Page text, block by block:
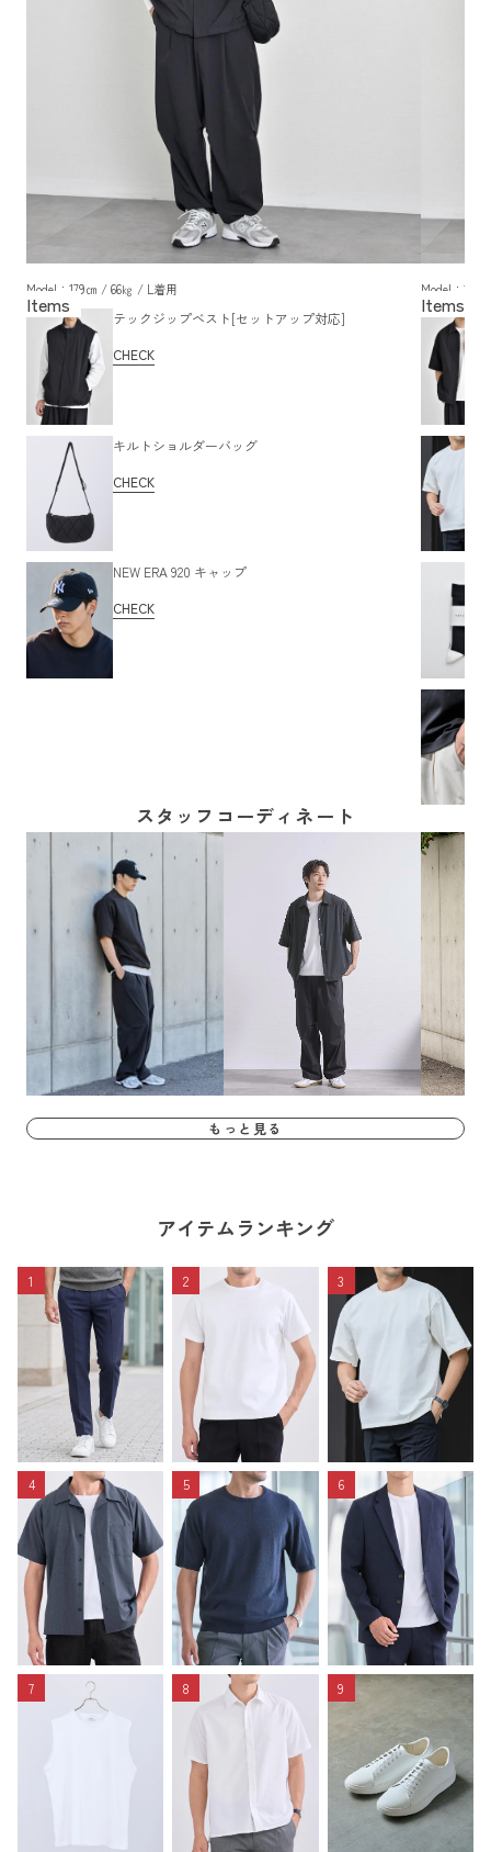
Model：179㎝ / 66㎏ / L着用
テックジップベスト[セットアップ対応]
CHECK
キルトショルダーバッグ
CHECK
NEW ERA 920 キャップ
CHECK
Model：179
スタッフコーディネート
もっと見る
アイテムランキング
1 2 3
4 5 6
7 8 9